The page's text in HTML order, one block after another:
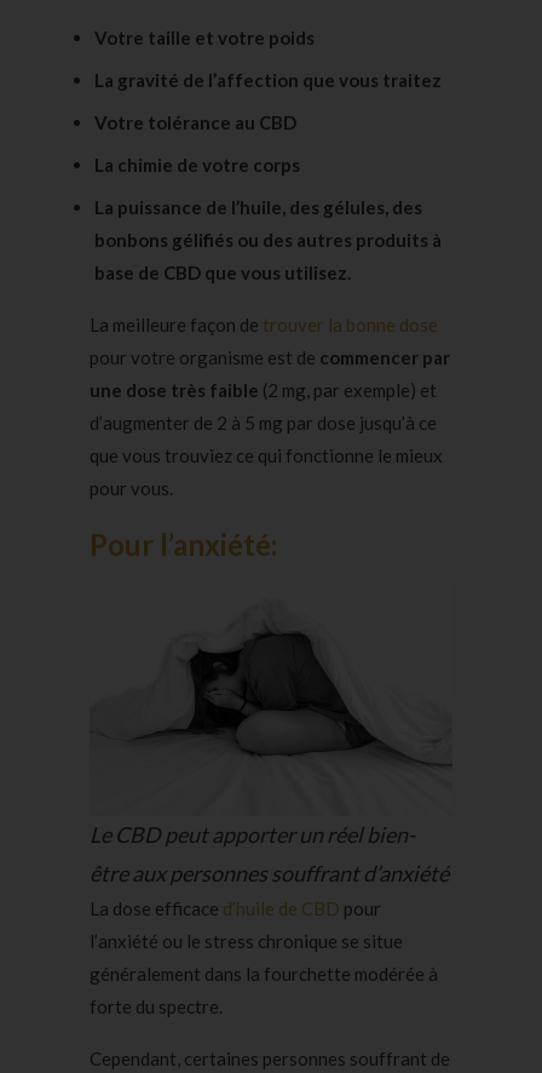
Votre taille et votre poids
La gravité de l’affection que vous traitez
Votre tolérance au CBD
La chimie de votre corps
La puissance de l’huile, des gélules, des
bonbons gélifiés ou des autres produits à
base de CBD que vous utilisez.
La meilleure façon de trouver la bonne dose
pour votre organisme est de commencer par
une dose très faible (2 mg, par exemple) et
d’augmenter de 2 à 5 mg par dose jusqu’à ce
que vous trouviez ce qui fonctionne le mieux
pour vous.
Pour l’anxiété:
Le CBD peut apporter un réel bien-
être aux personnes souffrant d’anxiété
La dose efficace d’huile de CBD pour
l’anxiété ou le stress chronique se situe
généralement dans la fourchette modérée à
forte du spectre.
Cependant, certaines personnes souffrant de